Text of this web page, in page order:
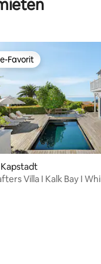
4,92 von 5,
Favorit
Favorit
Kapstadt
Villa I Kalk Bay I